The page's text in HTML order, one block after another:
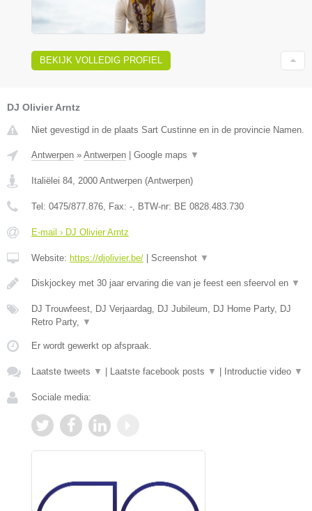
BEKIJK VOLLEDIG PROFIEL
DJ Olivier Arntz
Niet gevestigd in de plaats Sart Custinne en in de provincie Namen.
Antwerpen » Antwerpen | Google maps ▼
Italiëlei 84 2000 Antwerpen (Antwerpen)
Tel: 0475/877.876 , Fax: - , BTW-nr: BE 0828.483.730
E-mail › DJ Olivier Arntz
Website: https://djolivier.be/ | Screenshot ▼
Diskjockey met 30 jaar ervaring die van je feest een sfeervol en ▼
DJ Trouwfeest, DJ Verjaardag, DJ Jubileum, DJ Home Party, DJ
Retro Party,
▼
Er wordt gewerkt op afspraak.
Laatste tweets ▼ | Laatste facebook posts ▼ | Introductie video ▼
Sociale media: